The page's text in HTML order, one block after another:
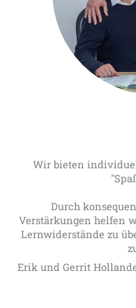
Wir bieten
Durch
Verstärkungen helfen
Lernwiderstände zu
Erik und Gerrit